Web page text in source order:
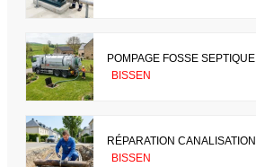
POMPAGE FOSSE SEPTIQUE
BISSEN
RÉPARATION CANALISATION
BISSEN